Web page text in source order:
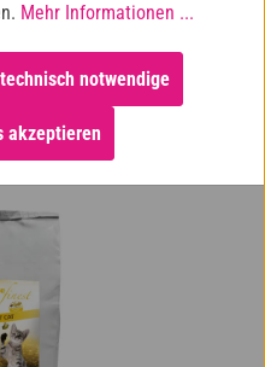
Mehr Informationen ...
akzeptieren
notwendige